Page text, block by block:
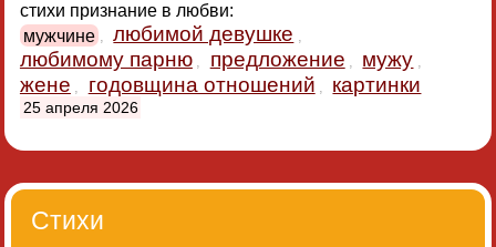
стихи признание в любви:
мужчине , любимой девушке ,
любимому парню , предложение , мужу ,
жене , годовщина отношений , картинки
25 апреля 2026
Стихи